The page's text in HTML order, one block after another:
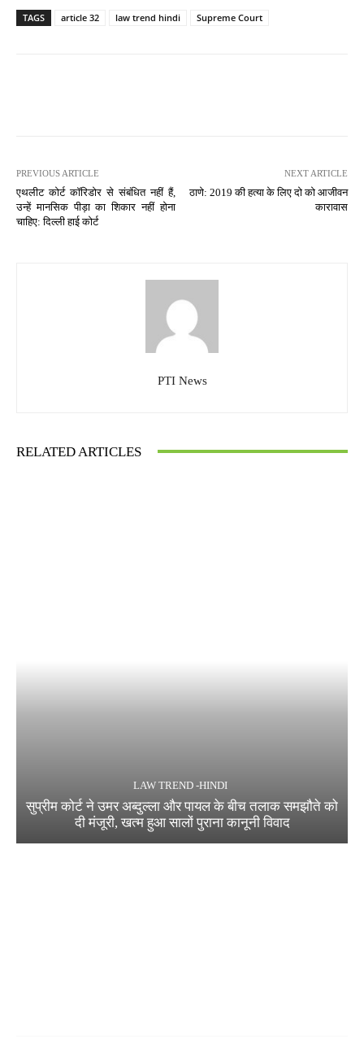
TAGS article 32 law trend hindi Supreme Court
PREVIOUS ARTICLE
एथलीट कोर्ट कॉरिडोर से संबंधित नहीं हैं,
उन्हें मानसिक पीड़ा का शिकार नहीं होना
चाहिए: दिल्ली हाई कोर्ट
NEXT ARTICLE
ठाणे: 2019 की हत्या के लिए दो को आजीवन
कारावास
PTI News
RELATED ARTICLES
LAW TREND -HINDI
सुप्रीम कोर्ट ने उमर अब्दुल्ला और पायल के बीच तलाक समझौते को
दी मंजूरी, खत्म हुआ सालों पुराना कानूनी विवाद